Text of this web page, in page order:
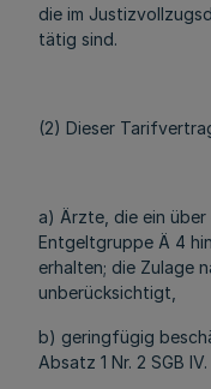
die im
tätig sind.
(2) Dieser
a) Ärzte, die ein
Entgeltgruppe Ä 4
erhalten; die Zulage
unberücksichtigt,
b) geringfügig
Absatz 1 Nr. 2 SGB IV.